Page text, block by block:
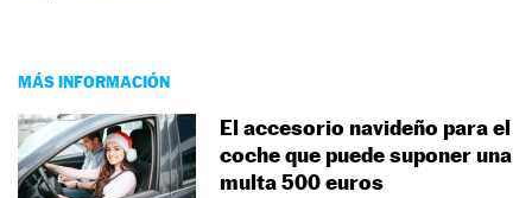
MÁS INFORMACIÓN
El accesorio navideño para el
coche que puede suponer una
multa 500 euros